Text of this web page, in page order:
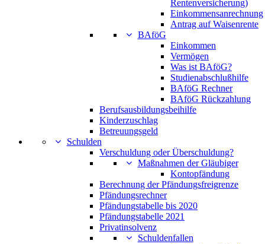
Rentenversicherung)
Einkommensanrechnung
Antrag auf Waisenrente
BAföG
Einkommen
Vermögen
Was ist BAföG?
Studienabschlußhilfe
BAföG Rechner
BAföG Rückzahlung
Berufsausbildungsbeihilfe
Kinderzuschlag
Betreuungsgeld
Schulden
Verschuldung oder Überschuldung?
Maßnahmen der Gläubiger
Kontopfändung
Berechnung der Pfändungsfreigrenze
Pfändungsrechner
Pfändungstabelle bis 2020
Pfändungstabelle 2021
Privatinsolvenz
Schuldenfallen